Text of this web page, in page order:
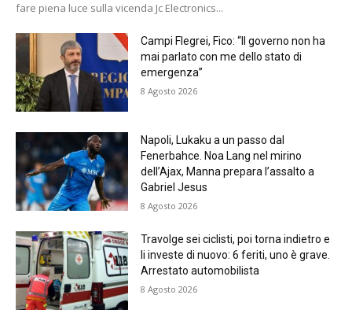
fare piena luce sulla vicenda Jc Electronics...
Campi Flegrei, Fico: “Il governo non ha
mai parlato con me dello stato di
emergenza”
8 Agosto 2026
Napoli, Lukaku a un passo dal
Fenerbahce. Noa Lang nel mirino
dell’Ajax, Manna prepara l’assalto a
Gabriel Jesus
8 Agosto 2026
Travolge sei ciclisti, poi torna indietro e
li investe di nuovo: 6 feriti, uno è grave.
Arrestato automobilista
8 Agosto 2026